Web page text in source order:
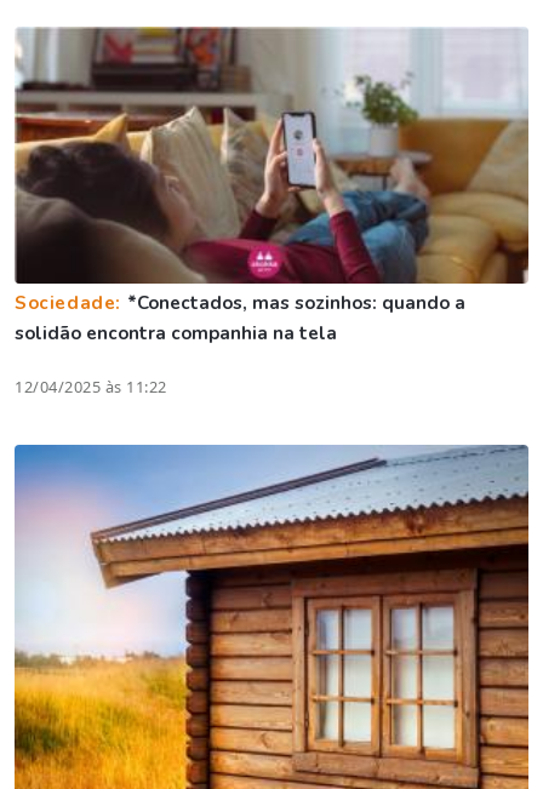
Sociedade: *Conectados, mas sozinhos: quando a
solidão encontra companhia na tela
12/04/2025 às 11:22